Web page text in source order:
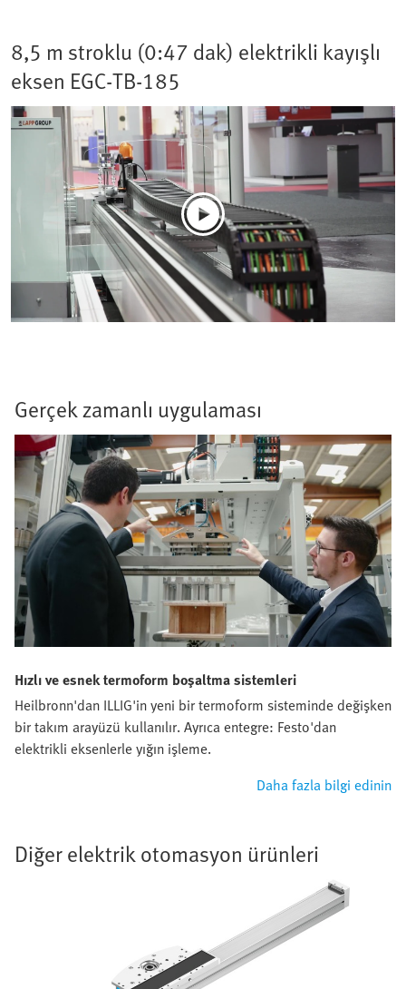
8,5 m stroklu (0:47 dak) elektrikli kayışlı
eksen EGC-TB-185
Gerçek zamanlı uygulaması
Hızlı ve esnek termoform boşaltma sistemleri
Heilbronn'dan ILLIG'in yeni bir termoform sisteminde değişken
bir takım arayüzü kullanılır. Ayrıca entegre: Festo'dan
elektrikli eksenlerle yığın işleme.
Daha fazla bilgi edinin
Diğer elektrik otomasyon ürünleri